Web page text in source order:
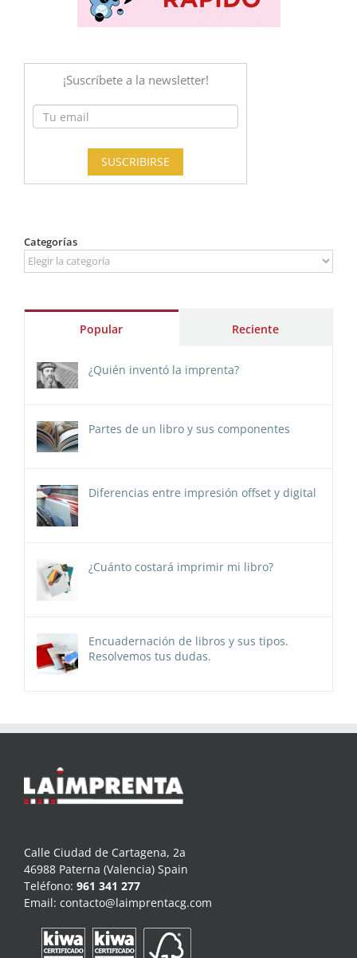
Categorías
Categorías
Popular Reciente
¿Quién inventó la imprenta?
Partes de un libro y sus componentes
Diferencias entre impresión offset y digital
¿Cuánto costará imprimir mi libro?
Encuadernación de libros y sus tipos.
Resolvemos tus dudas.
Calle Ciudad de Cartagena, 2a
46988 Paterna (Valencia) Spain
Teléfono: 961 341 277
Email: contacto@laimprentacg.com